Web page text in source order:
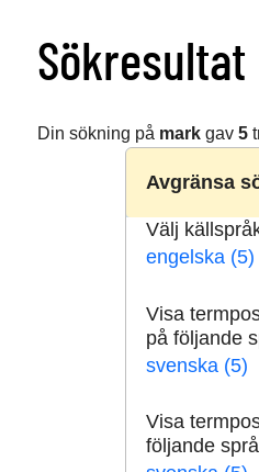
Sökresultat
Din sökning på markgav 5
Avgränsa
Välj
engelska (5)
Visa
på följande
svenska (5)
Visa
följande